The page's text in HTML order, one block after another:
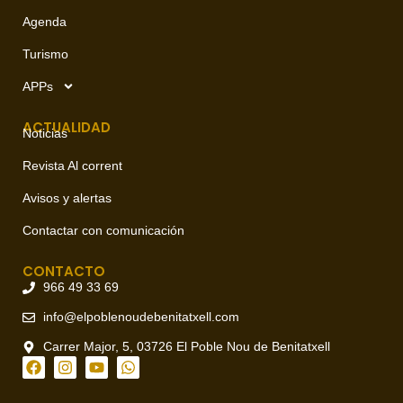
Agenda
Turismo
APPs
ACTUALIDAD
Noticias
Revista Al corrent
Avisos y alertas
Contactar con comunicación
CONTACTO
966 49 33 69
info@elpoblenoudebenitatxell.com
Carrer Major, 5, 03726 El Poble Nou de Benitatxell